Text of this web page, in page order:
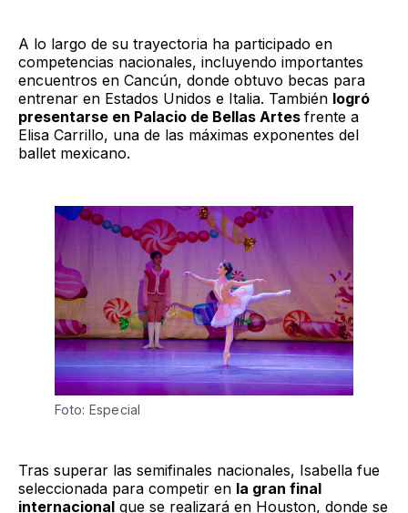
A lo largo de su trayectoria ha participado en
competencias nacionales, incluyendo importantes
encuentros en Cancún, donde obtuvo becas para
entrenar en Estados Unidos e Italia. También logró
presentarse en Palacio de Bellas Artes frente a
Elisa Carrillo, una de las máximas exponentes del
ballet mexicano.
Foto: Especial
Tras superar las semifinales nacionales, Isabella fue
seleccionada para competir en la gran final
internacional que se realizará en Houston, donde se